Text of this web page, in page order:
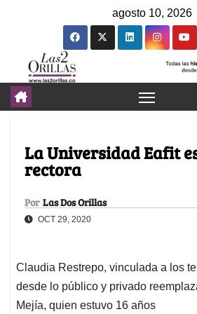
agosto 10, 2026
La Universidad Eafit
rectora
Por Las Dos Orillas
OCT 29, 2020
Claudia Restrepo, vinculada a los
desde lo público y privado
Mejía, quien estuvo 16 años